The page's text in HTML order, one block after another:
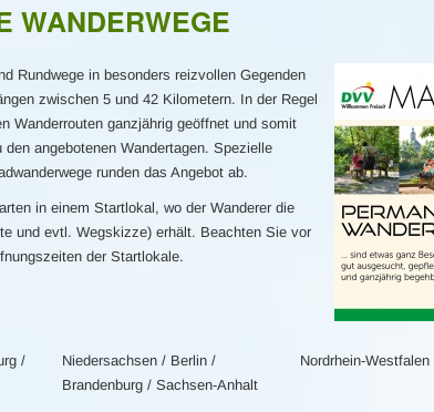
WANDERWEGE
Rundwege in besonders reizvollen Gegenden
zwischen 5 und 42 Kilometern. In der Regel
Wanderrouten ganzjährig geöffnet und somit
angebotenen Wandertagen. Spezielle
runden das Angebot ab.
in einem Startlokal, wo der Wanderer die
und evtl. Wegskizze) erhält. Beachten Sie vor
der Startlokale.
/
Niedersachsen / Berlin /
Brandenburg / Sachsen-Anhalt
Nordrhein-Westfalen